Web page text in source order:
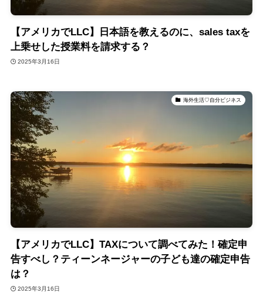
【アメリカでLLC】日本語を教えるのに、sales taxを
上乗せした授業料を請求する？
2025年3月16日
海外生活♡自分ビジネス
【アメリカでLLC】TAXについて調べてみた！確定申
告すべし？ティーンネージャーの子ども達の確定申告
は？
2025年3月16日